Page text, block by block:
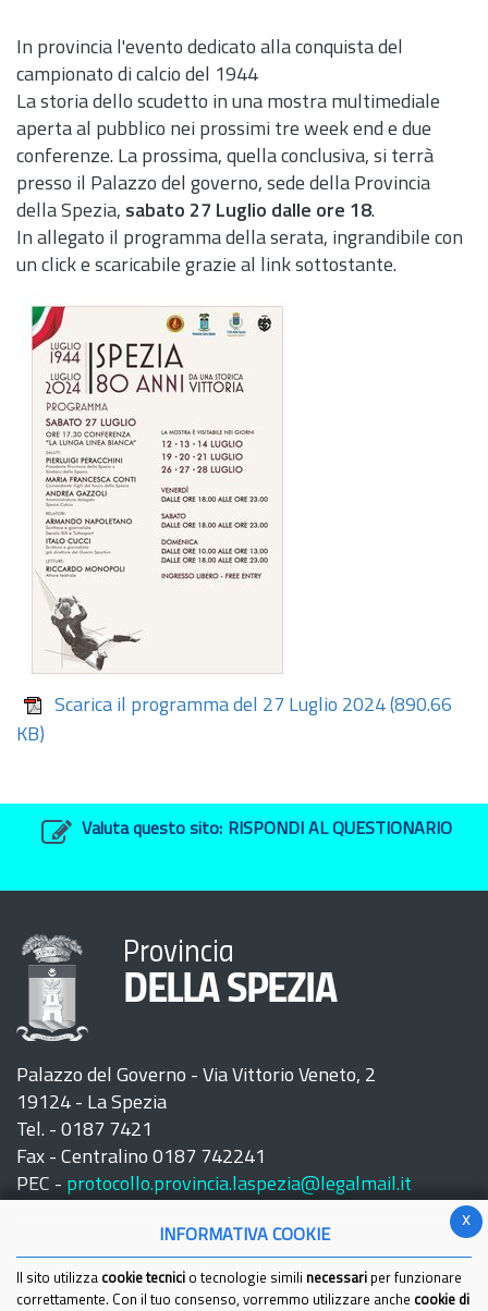
In provincia l'evento dedicato alla conquista del
campionato di calcio del 1944
La storia dello scudetto in una mostra multimediale
aperta al pubblico nei prossimi tre week end e due
conferenze. La prossima, quella conclusiva, si terrà
presso il Palazzo del governo, sede della Provincia
della Spezia, sabato 27 Luglio dalle ore 18.
In allegato il programma della serata, ingrandibile con
un click e scaricabile grazie al link sottostante.
Scarica il programma del 27 Luglio 2024 (890.66
KB)
Valuta questo sito: RISPONDI AL QUESTIONARIO
Provincia
DELLA SPEZIA
Palazzo del Governo - Via Vittorio Veneto, 2
19124 - La Spezia
Tel. - 0187 7421
Fax - Centralino 0187 742241
PEC - protocollo.provincia.laspezia@legalmail.it
x
INFORMATIVA COOKIE
Il sito utilizza cookie tecnici o tecnologie simili necessari per funzionare
correttamente. Con il tuo consenso, vorremmo utilizzare anche cookie di